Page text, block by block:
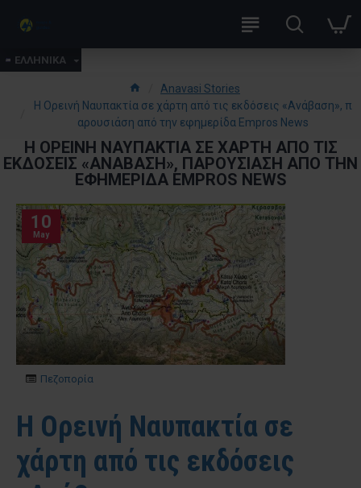
ΕΛΛΗΝΙΚΑ
Anavasi Stories
Η Ορεινή Ναυπακτία σε χάρτη από τις εκδόσεις «Ανάβαση», π
αρουσιάση από την εφημερίδα Empros News
Η ΟΡΕΙΝΉ ΝΑΥΠΑΚΤΊΑ ΣΕ ΧΆΡΤΗ ΑΠΌ ΤΙΣ
ΕΚΔΌΣΕΙΣ «ΑΝΆΒΑΣΗ», ΠΑΡΟΥΣΙΆΣΗ ΑΠΌ ΤΗΝ
ΕΦΗΜΕΡΊΔΑ EMPROS NEWS
10
May
Πεζοπορία
Η Ορεινή Ναυπακτία σε
χάρτη από τις εκδόσεις